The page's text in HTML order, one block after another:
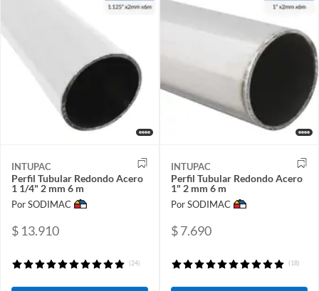
INTUPAC
Perfil Tubular Redondo Acero
1 1/4" 2 mm 6 m
Por SODIMAC
$ 13.910
(24)
INTUPAC
Perfil Tubular Redondo Acero
1" 2 mm 6 m
Por SODIMAC
$ 7.690
(18)